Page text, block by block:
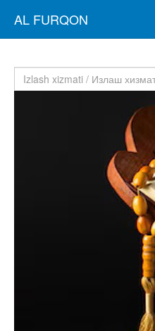
AL FURQON